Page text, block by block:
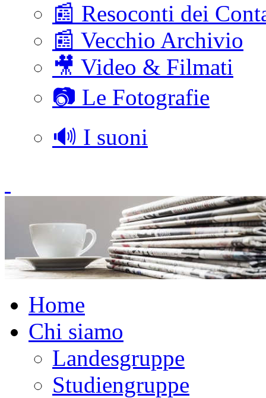
📰 Resoconti dei
📰 Vecchio Archivio
🎥 Video & Filmati
📷 Le Fotografie
🔊 I suoni
Home
Chi siamo
Landesgruppe
Studiengruppe